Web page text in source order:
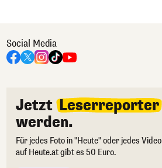
Social Media
Jetzt Leserreporter
werden.
Für jedes Foto in "Heute" oder jedes Video
auf Heute.at gibt es 50 Euro.